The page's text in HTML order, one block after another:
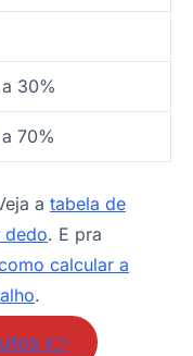
30%
70%
a tabela de
dedo. E pra
calcular a
.
👉